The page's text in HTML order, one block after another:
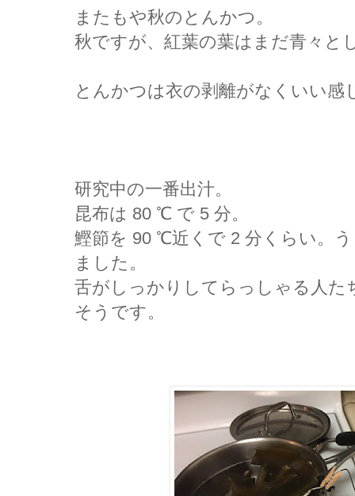
またもや秋のとんかつ。
秋ですが、紅葉の葉はまだ青々と
とんかつは衣の剥離がなくいい感
研究中の一番出汁。
昆布は 80 ℃ で 5 分。
鰹節を 90 ℃近くで 2 分くらい。
ました。
舌がしっかりしてらっしゃる人た
そうです。